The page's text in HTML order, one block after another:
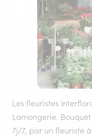
Les fleuristes
Lamongerie.
7j/7, par un fleuriste